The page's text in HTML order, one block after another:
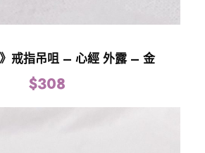
》戒指吊咀 – 心經 外露 – 金
$308